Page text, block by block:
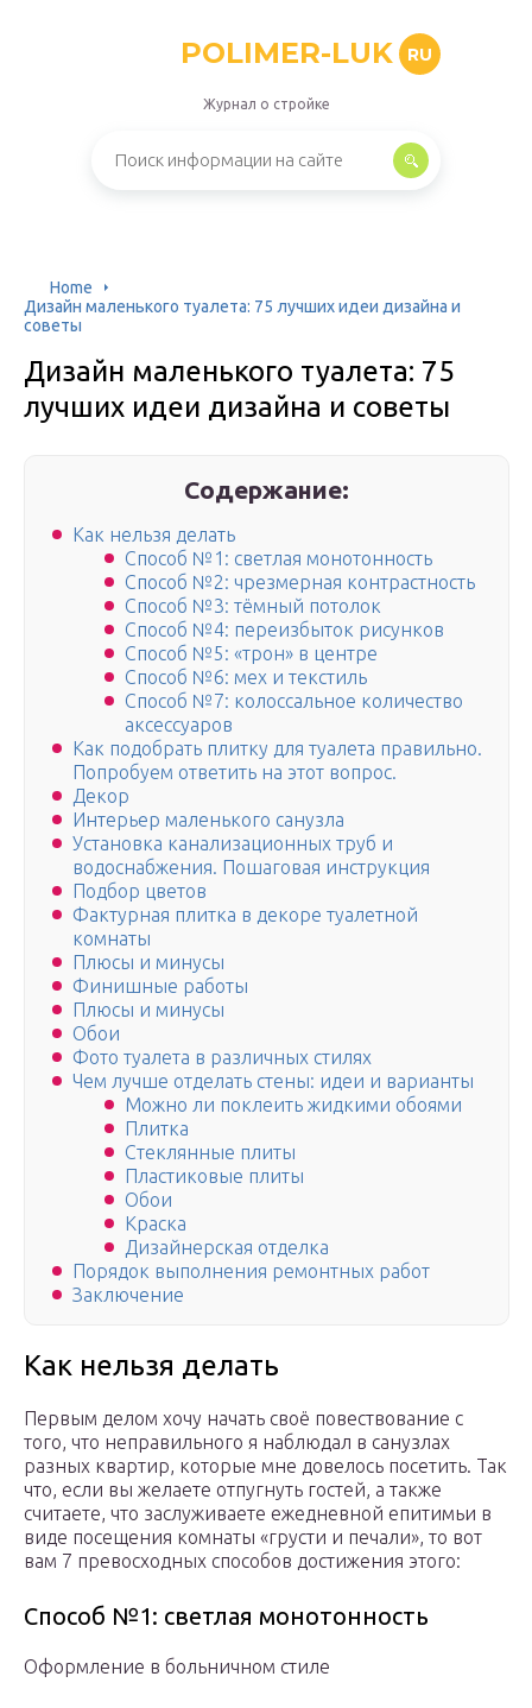
POLIMER-LUK RU
Журнал о стройке
Home
Дизайн маленького туалета: 75 лучших идеи дизайна и
советы
Дизайн маленького туалета: 75
лучших идеи дизайна и советы
Содержание:
Как нельзя делать
Способ №1: светлая монотонность
Способ №2: чрезмерная контрастность
Способ №3: тёмный потолок
Способ №4: переизбыток рисунков
Способ №5: «трон» в центре
Способ №6: мех и текстиль
Способ №7: колоссальное количество
аксессуаров
Как подобрать плитку для туалета правильно.
Попробуем ответить на этот вопрос.
Декор
Интерьер маленького санузла
Установка канализационных труб и
водоснабжения. Пошаговая инструкция
Подбор цветов
Фактурная плитка в декоре туалетной
комнаты
Плюсы и минусы
Финишные работы
Плюсы и минусы
Обои
Фото туалета в различных стилях
Чем лучше отделать стены: идеи и варианты
Можно ли поклеить жидкими обоями
Плитка
Стеклянные плиты
Пластиковые плиты
Обои
Краска
Дизайнерская отделка
Порядок выполнения ремонтных работ
Заключение
Как нельзя делать
Первым делом хочу начать своё повествование с
того, что неправильного я наблюдал в санузлах
разных квартир, которые мне довелось посетить. Так
что, если вы желаете отпугнуть гостей, а также
считаете, что заслуживаете ежедневной епитимьи в
виде посещения комнаты «грусти и печали», то вот
вам 7 превосходных способов достижения этого:
Способ №1: светлая монотонность
Оформление в больничном стиле